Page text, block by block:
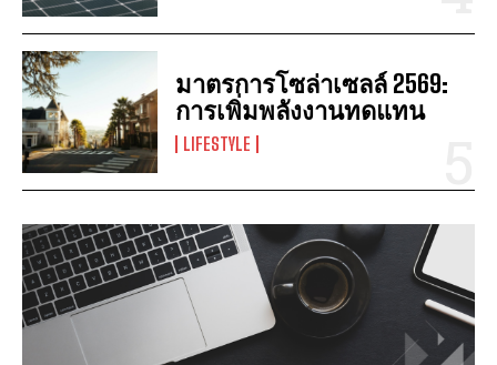
มาตรการโซล่าเซลล์ 2569:
การเพิ่มพลังงานทดแทน
LIFESTYLE